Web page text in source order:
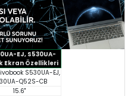
EJ, S530UA-
Ekran Özellikleri
S530UA-EJ,
Q52S-CB
15.6"